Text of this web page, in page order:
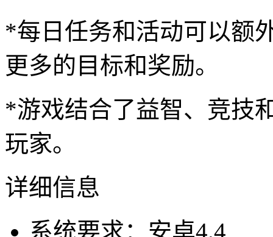
*每日任务和活动可以额
更多的目标和奖励。
*游戏结合了益智、竞技
玩家。
详细信息
系统要求：安卓4.4